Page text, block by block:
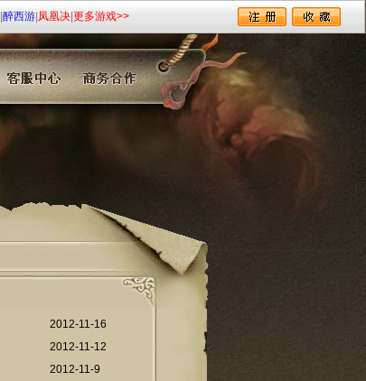
醉西游| 凤凰决| 更多游戏>>
2012-11-16
2012-11-12
2012-11-9